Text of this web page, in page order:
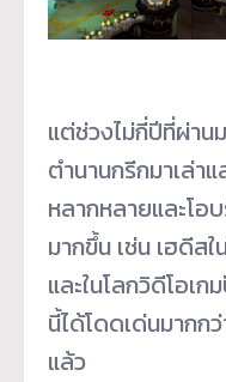
แต่ช่วงไม่กี่ปีที่ผ่านม
ตำนานกรีกมาเล่า
หลากหลายและโอ
มากขึ้น เช่น เฮดีส
และในโลกวิดีโอเก
นี้ได้โดดเด่นมากก
แล้ว